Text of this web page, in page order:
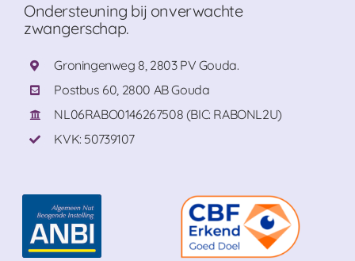
Ondersteuning bij onverwachte
zwangerschap.
Groningenweg 8, 2803 PV Gouda.
Postbus 60, 2800 AB Gouda
NL06RABO0146267508 (BIC: RABONL2U)
KVK: 50739107